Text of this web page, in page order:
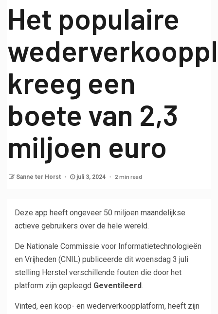
Het populaire
kreeg een
boete van 2,3
miljoen euro
Sanne ter Horst juli 3, 2024 2 min read
Deze app heeft ongeveer 50 miljoen maandelijkse
actieve gebruikers over de hele wereld.
De Nationale Commissie voor Informatietechnologieën
en Vrijheden (CNIL) publiceerde dit woensdag 3 juli
stelling Herstel verschillende fouten die door het
platform zijn gepleegd Geventileerd.
Vinted, een koop- en wederverkoopplatform, heeft zijn